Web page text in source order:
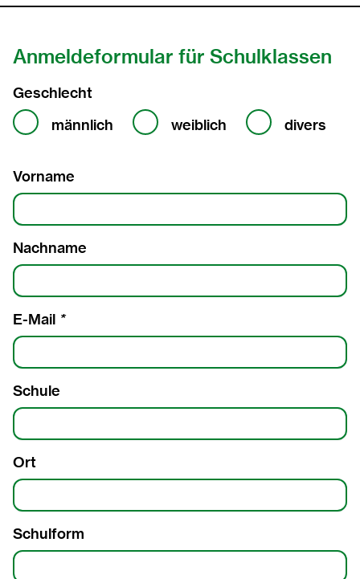
2014
2013
2011
2010
2008
2007
2006
2005
2003
Anmeldeformular für Schulklassen
Geschlecht
Geschlecht
männlich
weiblich divers
Vorname
Nachname
E-Mail *
Schule
Ort
Schulform